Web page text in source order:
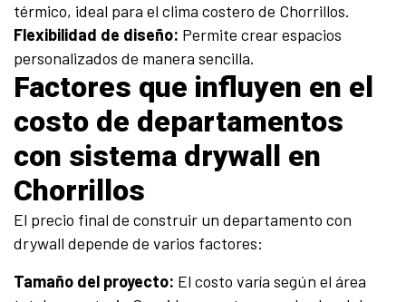
térmico, ideal para el clima costero de Chorrillos.
Flexibilidad de diseño: Permite crear espacios
personalizados de manera sencilla.
Factores que influyen en el
costo de departamentos
con sistema drywall en
Chorrillos
El precio final de construir un departamento con
drywall depende de varios factores:
Tamaño del proyecto: El costo varía según el área